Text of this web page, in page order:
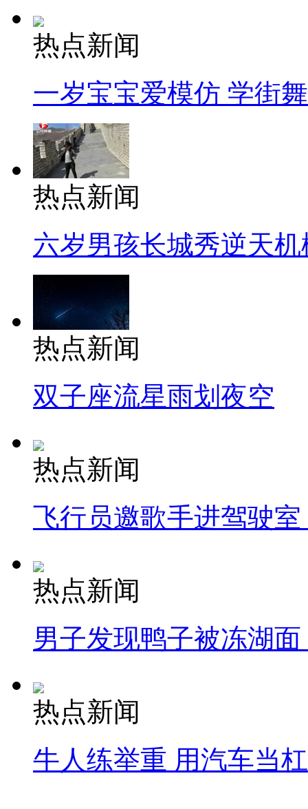
热点新闻
一岁宝宝爱模仿 学街
热点新闻
六岁男孩长城秀逆天机
热点新闻
双子座流星雨划夜空
热点新闻
飞行员邀歌手进驾驶
热点新闻
男子发现鸭子被冻湖
热点新闻
牛人练举重 用汽车当